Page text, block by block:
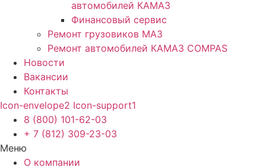
автомобилей КАМАЗ
Финансовый сервис
Ремонт грузовиков МАЗ
Ремонт автомобилей КАМАЗ COMPAS
Новости
Вакансии
Контакты
Icon-envelope2 Icon-support1
8 (800) 101-62-03
+ 7 (812) 309-23-03
Меню
О компании